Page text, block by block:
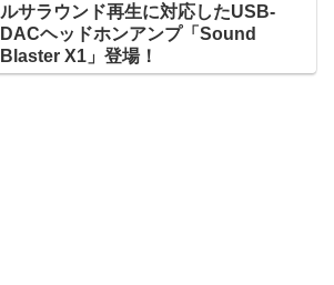
ルサラウンド再生に対応したUSB-
DACヘッドホンアンプ「Sound
Blaster X1」登場！